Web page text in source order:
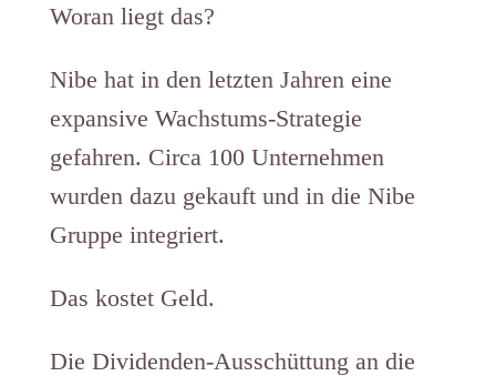
Woran liegt das?
Nibe hat in den letzten Jahren eine
expansive Wachstums-Strategie
gefahren. Circa 100 Unternehmen
wurden dazu gekauft und in die Nibe
Gruppe integriert.
Das kostet Geld.
Die Dividenden-Ausschüttung an die